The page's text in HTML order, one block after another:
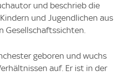
und beschrieb die
und Jugendlichen aus
Gesellschaftssichten.
geboren und wuchs
auf. Er ist in der